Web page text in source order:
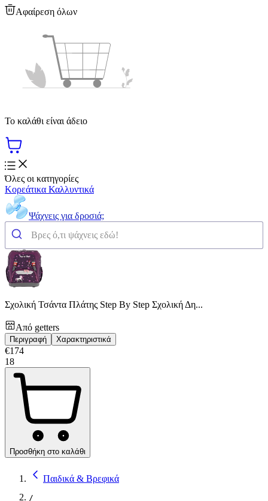
Αφαίρεση όλων
Το καλάθι είναι άδειο
Όλες οι κατηγορίες
Κορεάτικα Καλλυντικά
Ψάχνεις για δροσιά;
Σχολική Τσάντα Πλάτης Step By Step Σχολική Δη...
Από getters
Περιγραφή Χαρακτηριστικά
€174
18
Προσθήκη στο καλάθι
Παιδικά & Βρεφικά
/